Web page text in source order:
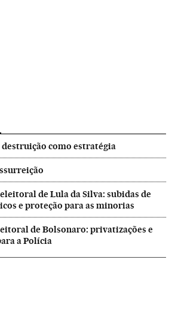
como estratégia
de Lula da Silva: subidas de
e proteção para as minorias
de Bolsonaro: privatizações e
a Polícia